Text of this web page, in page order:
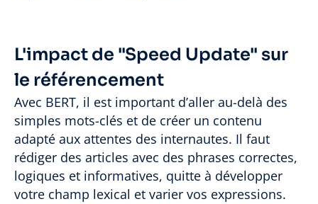
L'impact de "Speed Update" sur
le référencement
Avec BERT, il est important d’aller au-delà des
simples mots-clés et de créer un contenu
adapté aux attentes des internautes. Il faut
rédiger des articles avec des phrases correctes,
logiques et informatives, quitte à développer
votre champ lexical et varier vos expressions.